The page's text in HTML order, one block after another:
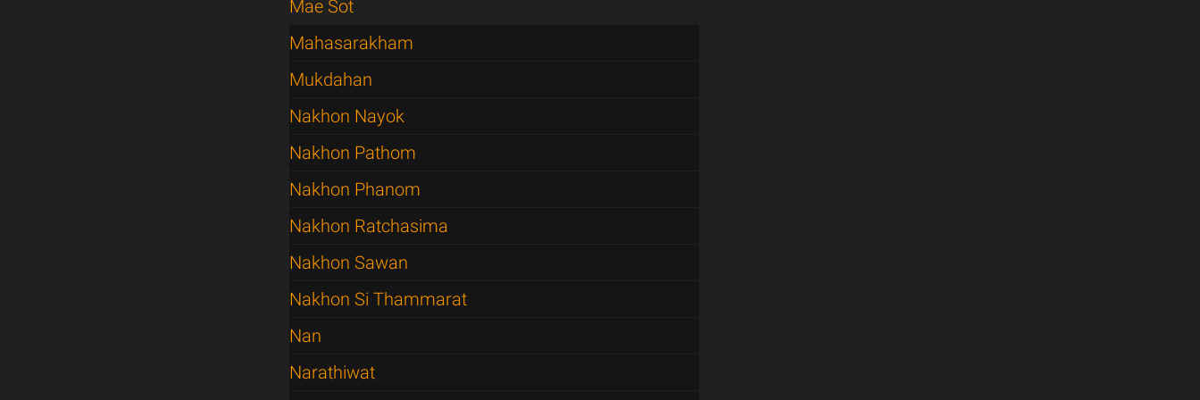
Mae Sot
Mahasarakham
Mukdahan
Nakhon Nayok
Nakhon Pathom
Nakhon Phanom
Nakhon Ratchasima
Nakhon Sawan
Nakhon Si Thammarat
Nan
Narathiwat